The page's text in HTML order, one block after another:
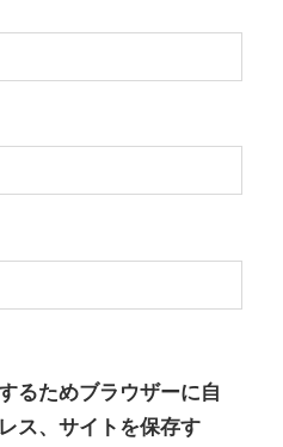
るためブラウザーに自
ス、サイトを保存す